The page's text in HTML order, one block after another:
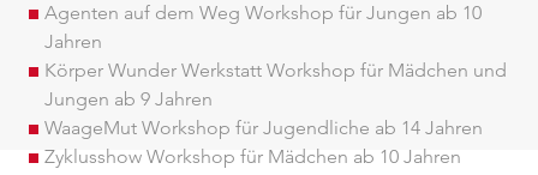
Agenten auf dem Weg Workshop für Jungen ab 10
Jahren
Körper Wunder Werkstatt Workshop für Mädchen und
Jungen ab 9 Jahren
WaageMut Workshop für Jugendliche ab 14 Jahren
Zyklusshow Workshop für Mädchen ab 10 Jahren